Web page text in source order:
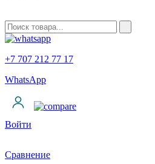
+7 707 212 77 17
WhatsApp
Войти
Сравнение